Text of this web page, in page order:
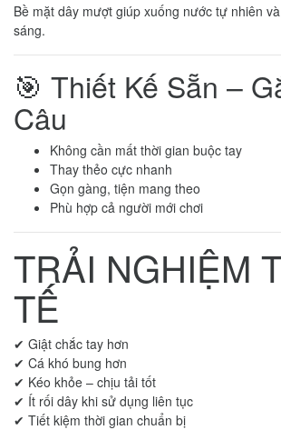
Bề mặt dây mượt giúp xuống nước tự nhiên
sáng.
🎯 Thiết Kế Sẵn –
Câu
Không cần mất thời gian buộc tay
Thay thẻo cực nhanh
Gọn gàng, tiện mang theo
Phù hợp cả người mới chơi
TRẢI NGHIỆM
TẾ
✔ Giật chắc tay hơn
✔ Cá khó bung hơn
✔ Kéo khỏe – chịu tải tốt
✔ Ít rối dây khi sử dụng liên tục
✔ Tiết kiệm thời gian chuẩn bị